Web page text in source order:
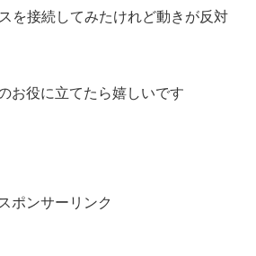
を接続してみたけれど動きが反対
お役に立てたら嬉しいです
スポンサーリンク